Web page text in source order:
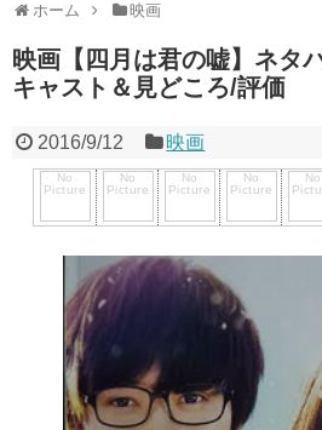
ホーム 映画
映画【四月は君の嘘】ネタ
キャスト＆見どころ/評価
2016/9/12 映画